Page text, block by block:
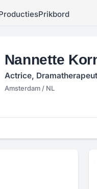
Prikbord
Nannette
Actrice,
Amsterdam / NL